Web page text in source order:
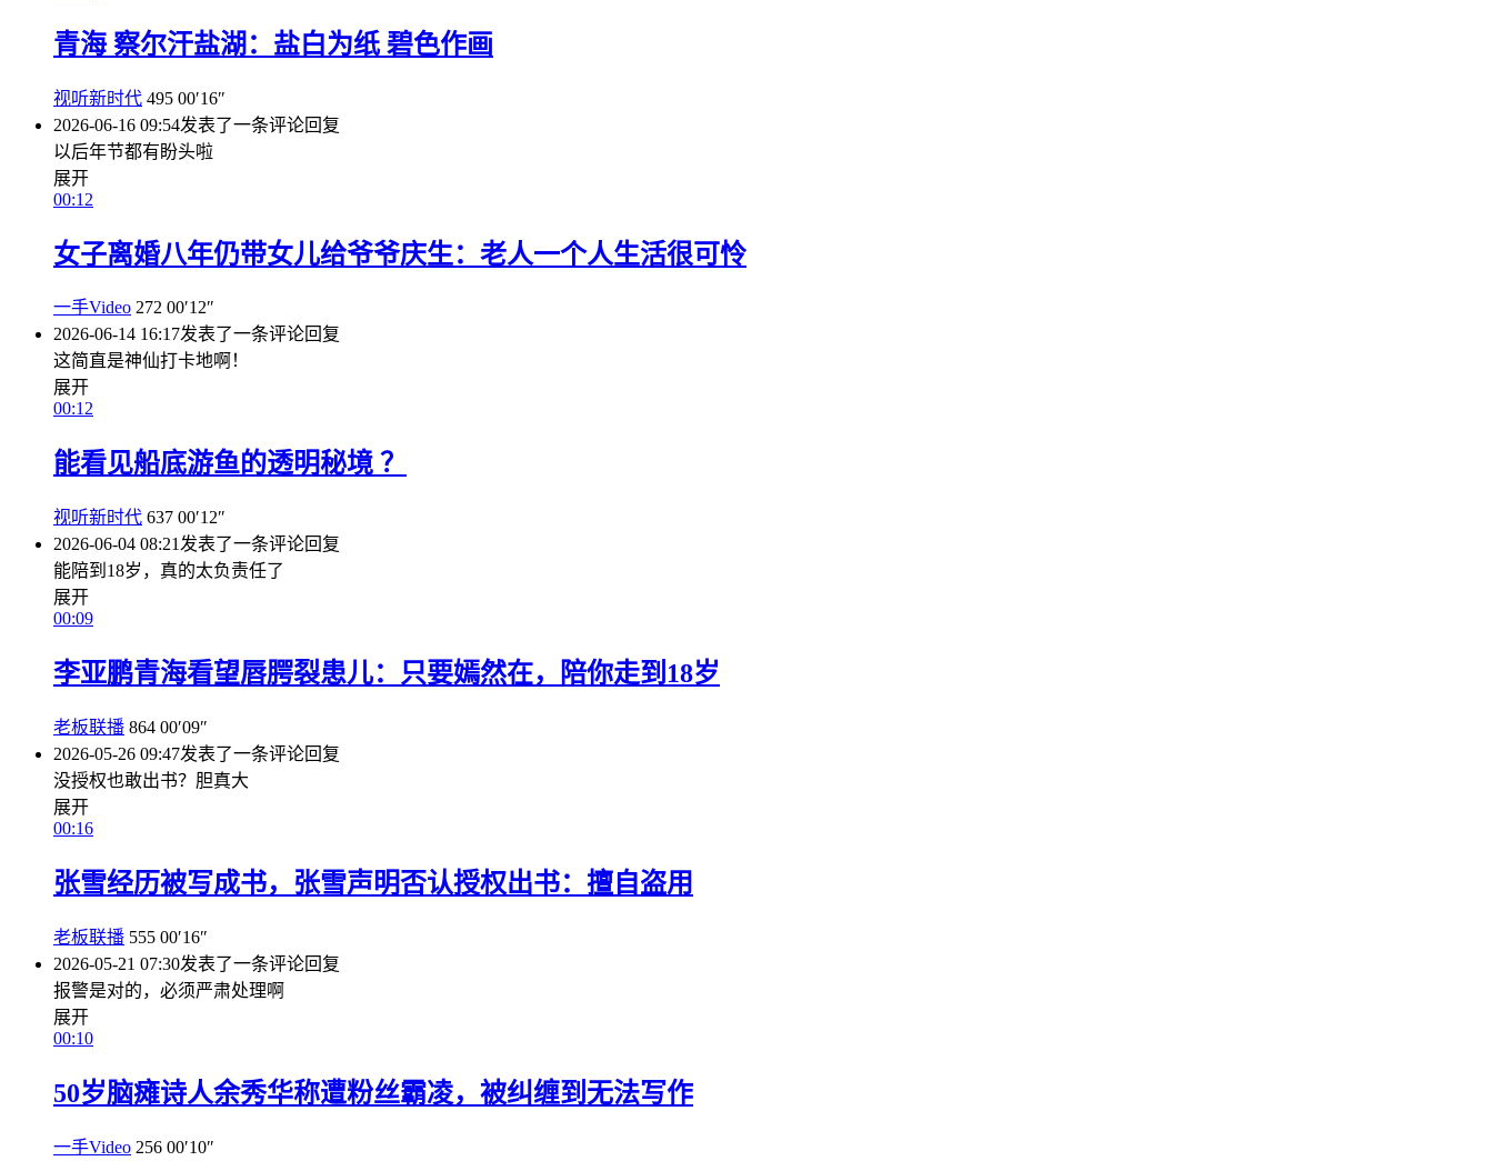
青海 察尔汗盐湖：盐白为纸 碧色作画
视听新时代 495 00′16″
2026-06-16 09:54发表了一条评论回复
以后年节都有盼头啦
展开
00:12
女子离婚八年仍带女儿给爷爷庆生：老人一个人生活很可怜
一手Video 272 00′12″
2026-06-14 16:17发表了一条评论回复
这简直是神仙打卡地啊！
展开
00:12
能看见船底游鱼的透明秘境 ？
视听新时代 637 00′12″
2026-06-04 08:21 发表了一条评论回复
能陪到18岁，真的太负责任了
展开
00:09
李亚鹏青海看望唇腭裂患儿：只要嫣然在，陪你走到18岁
老板联播 864 00′09″
2026-05-26 09:47发表了一条评论回复
没授权也敢出书？胆真大
展开
00:16
张雪经历被写成书，张雪声明否认授权出书：擅自盗用
老板联播 555 00′16″
2026-05-21 07:30发表了一条评论回复
报警是对的，必须严肃处理啊
展开
00:10
50岁脑瘫诗人余秀华称遭粉丝霸凌，被纠缠到无法写作
一手Video 256 00′10″